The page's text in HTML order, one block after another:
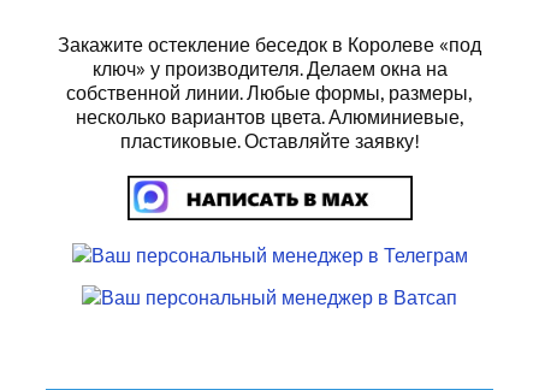
Закажите остекление беседок в Королеве «под
ключ» у производителя. Делаем окна на
собственной линии. Любые формы, размеры,
несколько вариантов цвета. Алюминиевые,
пластиковые. Оставляйте заявку!